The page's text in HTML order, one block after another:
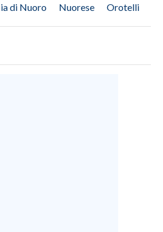
di Nuoro Nuorese Orotelli